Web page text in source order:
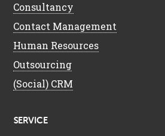
Consultancy
Contact Management
Human Resources
Outsourcing
(Social) CRM
SERVICE